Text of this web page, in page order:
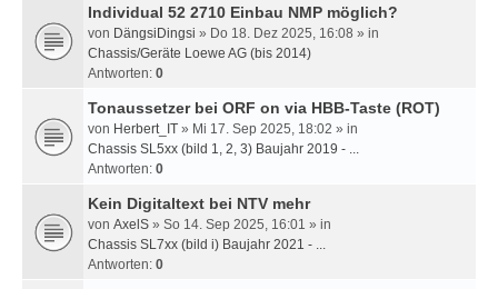
Individual 52 2710 Einbau NMP möglich?
von DängsiDingsi » Do 18. Dez 2025, 16:08 » in
Chassis/Geräte Loewe AG (bis 2014)
Antworten: 0
Tonaussetzer bei ORF on via HBB-Taste (ROT)
von Herbert_IT » Mi 17. Sep 2025, 18:02 » in
Chassis SL5xx (bild 1, 2, 3) Baujahr 2019 - ...
Antworten: 0
Kein Digitaltext bei NTV mehr
von AxelS » So 14. Sep 2025, 16:01 » in
Chassis SL7xx (bild i) Baujahr 2021 - ...
Antworten: 0